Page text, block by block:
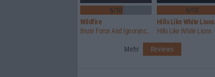
6/10
Wildfire
Brute Force And Ignorance / Summer Lightning
9/10
Hills Like White Lions
Hills Like White Lions
Mehr Reviews